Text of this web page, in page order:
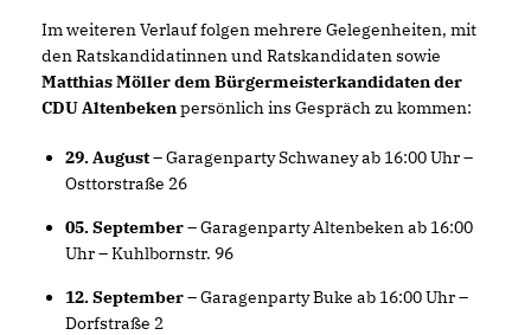
Im weiteren Verlauf folgen mehrere Gelegenheiten, mit
den Ratskandidatinnen und Ratskandidaten sowie
Matthias Möller dem Bürgermeisterkandidaten der
CDU Altenbekenpersönlich ins Gespräch zu kommen:
29. August– Garagenparty Schwaney ab 16:00 Uhr –
Osttorstraße 26
05. September– Garagenparty Altenbeken ab 16:00
Uhr – Kuhlbornstr. 96
12. September– Garagenparty Buke ab 16:00 Uhr –
Dorfstraße 2